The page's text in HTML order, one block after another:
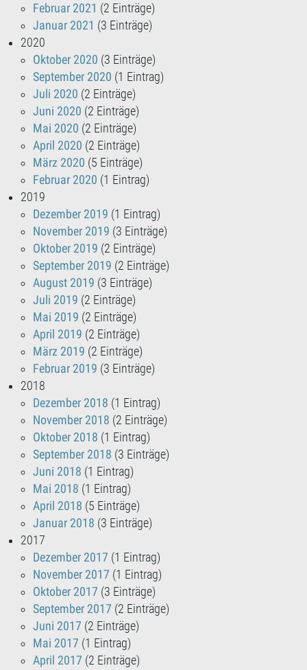
Februar 2021 (2 Einträge)
Januar 2021 (3 Einträge)
2020
Oktober 2020 (3 Einträge)
September 2020 (1 Eintrag)
Juli 2020 (2 Einträge)
Juni 2020 (2 Einträge)
Mai 2020 (2 Einträge)
April 2020 (2 Einträge)
März 2020 (5 Einträge)
Februar 2020 (1 Eintrag)
2019
Dezember 2019 (1 Eintrag)
November 2019 (3 Einträge)
Oktober 2019 (2 Einträge)
September 2019 (2 Einträge)
August 2019 (3 Einträge)
Juli 2019 (2 Einträge)
Mai 2019 (2 Einträge)
April 2019 (2 Einträge)
März 2019 (2 Einträge)
Februar 2019 (3 Einträge)
2018
Dezember 2018 (1 Eintrag)
November 2018 (2 Einträge)
Oktober 2018 (1 Eintrag)
September 2018 (3 Einträge)
Juni 2018 (1 Eintrag)
Mai 2018 (1 Eintrag)
April 2018 (5 Einträge)
Januar 2018 (3 Einträge)
2017
Dezember 2017 (1 Eintrag)
November 2017 (1 Eintrag)
Oktober 2017 (3 Einträge)
September 2017 (2 Einträge)
Juni 2017 (2 Einträge)
Mai 2017 (1 Eintrag)
April 2017 (2 Einträge)